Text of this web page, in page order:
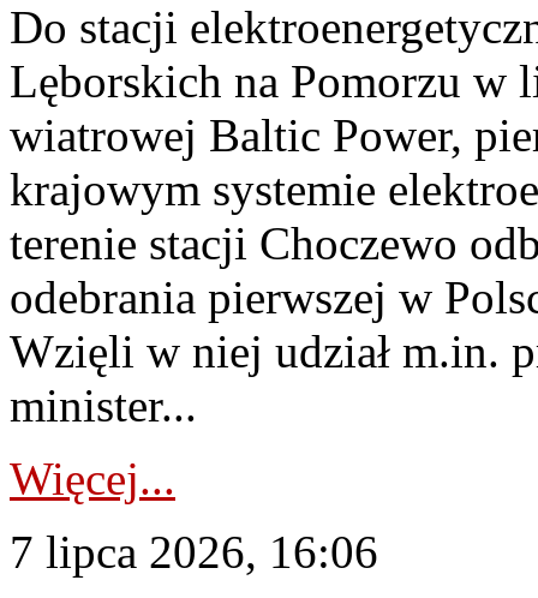
Do stacji
Lęborskich na Pomorzu w
wiatrowej Baltic Power,
krajowym systemie
terenie stacji Choczewo
odebrania pierwszej w
Wzięli w niej udział m.in.
minister...
Więcej...
7 lipca 2026, 16:06